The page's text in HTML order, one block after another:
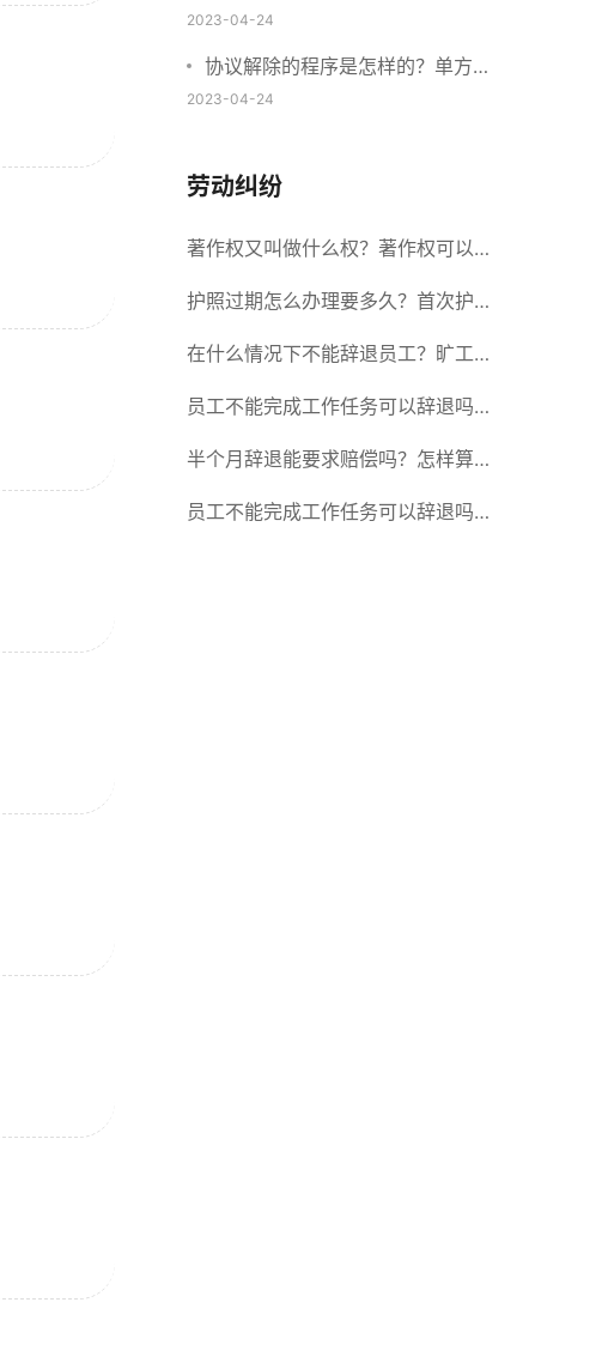
么？合同终止后当事人能否主张违
约责任？
2023-04-24
协议解除的程序是怎样的？单方解
除合同有什么后果？
2023-04-24
劳动纠纷
著作权又叫做什么权？著作权可以继
承吗？
护照过期怎么办理要多久？首次护照
有效期是多久？
在什么情况下不能辞退员工？旷工辞
退有经济补偿金吗？
员工不能完成工作任务可以辞退吗？
旷工辞退有经济补偿金吗？
半个月辞退能要求赔偿吗？怎样算是
属于违法辞退？
员工不能完成工作任务可以辞退吗？